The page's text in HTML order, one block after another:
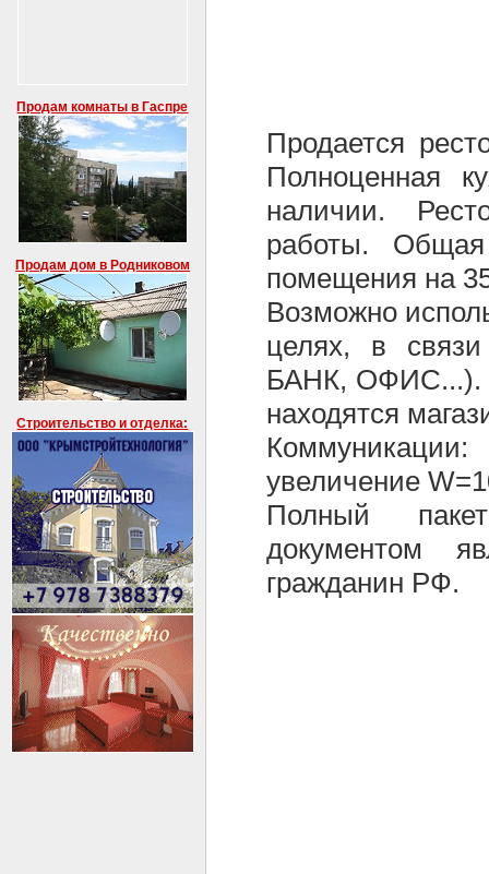
Продам комнаты в Гаспре
Продам дом в Родниковом
Строительство и отделка:
Продается
Полноценная
наличии.
работы.
помещения на
Возможно
целях, в
БАНК, ОФИС...).
находятся
Коммуникации:
увеличение
Полный
документом
гражданин РФ.